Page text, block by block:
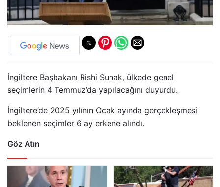
İngiltere Başbakanı Rishi Sunak, ülkede genel
seçimlerin 4 Temmuz’da yapılacağını duyurdu.
İngiltere’de 2025 yılının Ocak ayında gerçekleşmesi
beklenen seçimler 6 ay erkene alındı.
Göz Atın